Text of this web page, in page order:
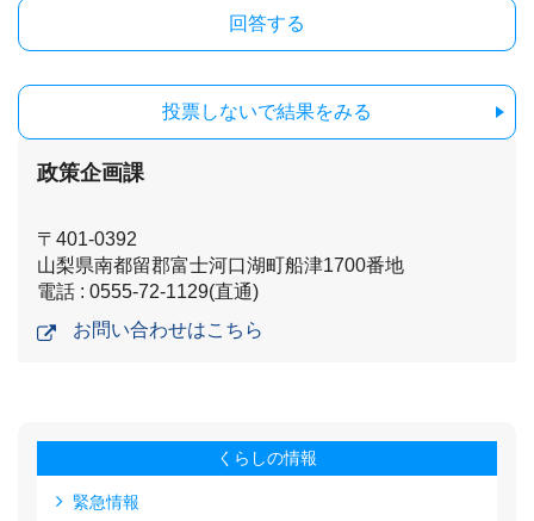
投票しないで結果をみる
政策企画課
〒401-0392
山梨県南都留郡富士河口湖町船津1700番地
電話 : 0555-72-1129(直通)
お問い合わせはこちら
くらしの情報
緊急情報